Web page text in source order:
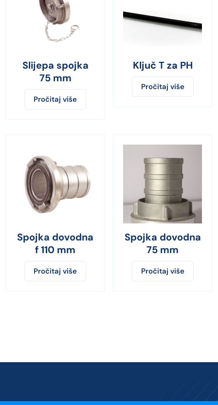
Slijepa spojka
75 mm
Pročitaj više
Ključ T za PH
Pročitaj više
Spojka dovodna
f 110 mm
Pročitaj više
Spojka dovodna
75 mm
Pročitaj više